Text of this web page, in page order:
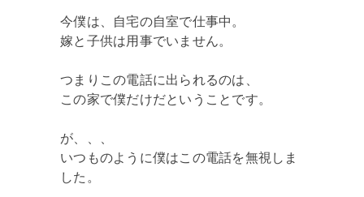
今僕は、自宅の自室で仕事中。
嫁と子供は用事でいません。
つまりこの電話に出られるのは、
この家で僕だけだということです。
が、、、
いつものように僕はこの電話を無視しま
した。